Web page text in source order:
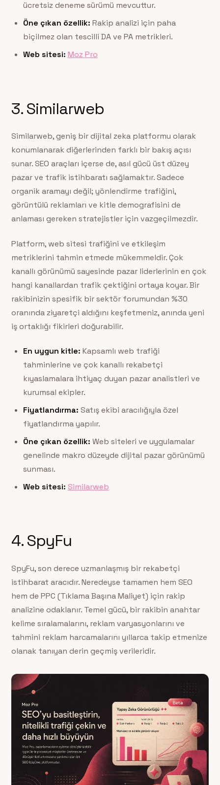
ücretsiz deneme sürümü mevcuttur.
Öne çıkan özellik: Rakip analizi için paha
biçilmez olan tescilli DA ve PA metrikleri.
Web sitesi: Moz Pro
3. Similarweb
Similarweb, geniş bir dijital zeka platformu olarak
konumlanarak diğerlerinden farklı bir bakış açısı
sunar. SEO araçları içerse de, asıl gücü üst düzey
pazar ve trafik istihbaratı sağlamaktır. Sadece
organik aramayı değil; yönlendirme trafiğini,
görüntülü reklamları ve kitle demografisini de
anlaması gereken stratejistler için vazgeçilmezdir.
Platform, web sitesi trafiğini ve etkileşim
metriklerini tahmin etmede mükemmeldir. Çok
kanallı görünümü sayesinde pazar liderlerinin en çok
hangi kanallardan trafik çektiğini ortaya koyar. Bir
rakibinizin spesifik bir sektör forumundan %30
oranında ziyaretçi aldığını keşfetmeniz, anında yeni
iş ortaklığı fikirleri doğurabilir.
En uygun kitle: Kapsamlı web trafiği
tahminlerine ve çok kanallı rekabetçi
kıyaslamalara ihtiyaç duyan pazar analistleri ve
kurumsal ekipler.
Fiyatlandırma: Satış ekibi aracılığıyla özel
fiyatlandırma yapılır.
Öne çıkan özellik: Web siteleri ve uygulamalar
genelinde makro düzeyde dijital pazar görünümü
sunması.
Web sitesi: Similarweb
4. SpyFu
SpyFu, son derece uzmanlaşmış bir rekabetçi
istihbarat aracıdır. Neredeyse tamamen hem SEO
hem de PPC (Tıklama Başına Maliyet) için rakip
analizine odaklanır. Temel gücü, bir rakibin anahtar
kelime sıralamalarını, reklam varyasyonlarını ve
tahmini reklam harcamalarını yıllarca takip etmenize
olanak tanıyan derin geçmiş verileridir.